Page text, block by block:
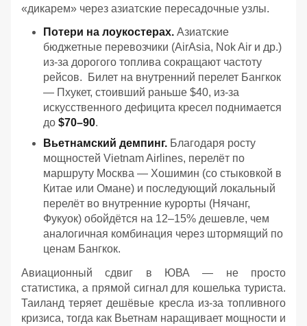
«дикарем» через азиатские пересадочные узлы.
Потери на лоукостерах. Азиатские
бюджетные перевозчики (AirAsia, Nok Air и др.)
из-за дорогого топлива сокращают частоту
рейсов. Билет на внутренний перелет Бангкок
— Пхукет, стоивший раньше $40, из-за
искусственного дефицита кресел поднимается
до $70–90.
Вьетнамский демпинг. Благодаря росту
мощностей Vietnam Airlines, перелёт по
маршруту Москва — Хошимин (со стыковкой в
Китае или Омане) и последующий локальный
перелёт во внутренние курорты (Нячанг,
Фукуок) обойдётся на 12–15% дешевле, чем
аналогичная комбинация через штормящий по
ценам Бангкок.
Авиационный сдвиг в ЮВА — не просто
статистика, а прямой сигнал для кошелька туриста.
Таиланд теряет дешёвые кресла из-за топливного
кризиса, тогда как Вьетнам наращивает мощности и